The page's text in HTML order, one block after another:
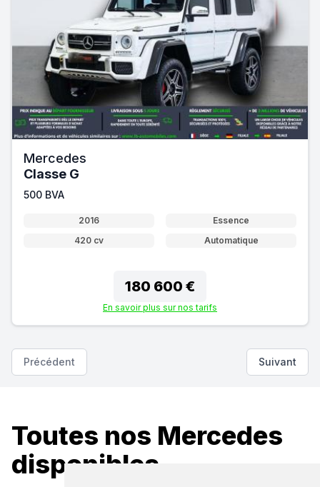
Mercedes
Classe G
500 BVA
2016
Essence
420 cv
Automatique
180 600 €
En savoir plus sur nos tarifs
Précédent Suivant
Toutes nos Mercedes
disponibles